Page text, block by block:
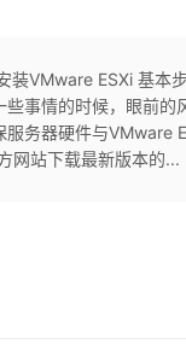
装VMware ESXi 基本
事情的时候，眼前的
务器硬件与VMware
网站下载最新版本的...